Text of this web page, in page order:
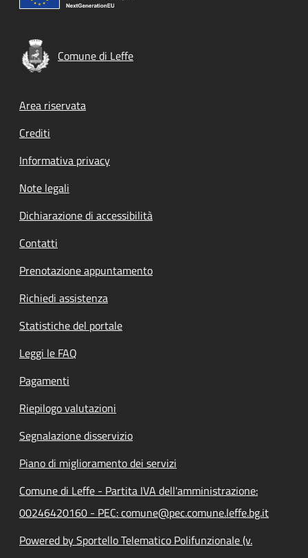
Comune di Leffe
Footer menu
Area riservata
Crediti
Informativa privacy
Note legali
Dichiarazione di accessibilità
Contatti
Prenotazione appuntamento
Richiedi assistenza
Statistiche del portale
Leggi le FAQ
Pagamenti
Riepilogo valutazioni
Segnalazione disservizio
Piano di miglioramento dei servizi
Comune di Leffe - Partita IVA dell'amministrazione:
00246420160 - PEC: comune@pec.comune.leffe.bg.it
Powered by Sportello Telematico Polifunzionale (v.